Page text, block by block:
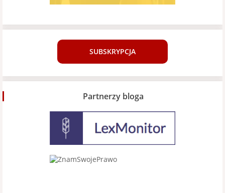
SUBSKRYPCJA
Partnerzy bloga